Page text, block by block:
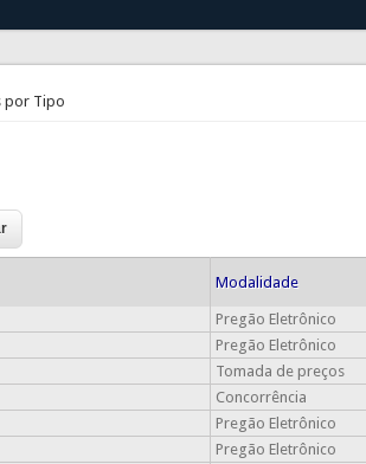
por Tipo
Modalidade
Pregão Eletrônico
Pregão Eletrônico
Tomada de preços
Concorrência
Pregão Eletrônico
Pregão Eletrônico